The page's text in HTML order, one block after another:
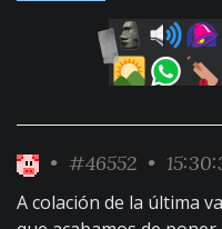
• #46552 •
A colación de la última